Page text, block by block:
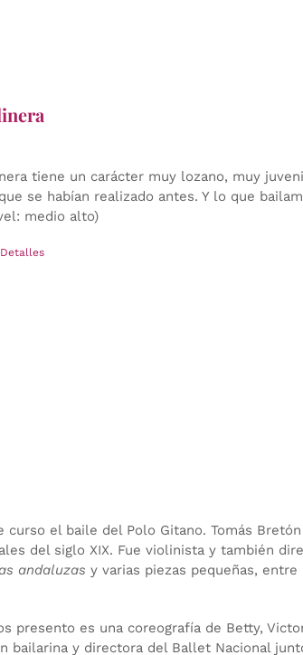
tiene un carácter muy lozano, muy
se habían realizado antes. Y lo que
medio alto)
Detalles
curso el baile del Polo Gitano. Tomás
del siglo XIX. Fue violinista y también
andaluzas y varias piezas pequeñas,
presento es una coreografía de Betty,
bailarina y directora del Ballet Nacional